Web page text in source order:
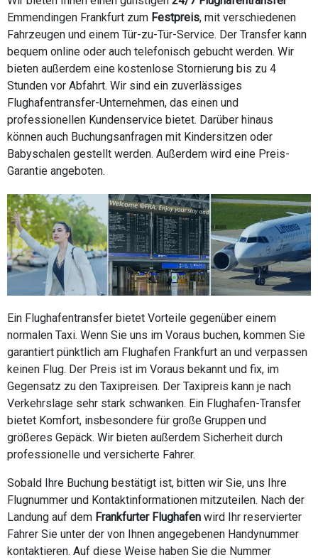
Emmendingen Frankfurt zum Festpreis, mit verschiedenen
Fahrzeugen und einem Tür-zu-Tür-Service. Der Transfer kann
bequem online oder auch telefonisch gebucht werden. Wir
bieten außerdem eine kostenlose Stornierung bis zu 4
Stunden vor Abfahrt. Wir sind ein zuverlässiges
Flughafentransfer-Unternehmen, das einen und
professionellen Kundenservice bietet. Darüber hinaus
können auch Buchungsanfragen mit Kindersitzen oder
Babyschalen gestellt werden. Außerdem wird eine Preis-
Garantie angeboten.
Ein Flughafentransfer bietet Vorteile gegenüber einem
normalen Taxi. Wenn Sie uns im Voraus buchen, kommen Sie
garantiert pünktlich am Flughafen Frankfurt an und verpassen
keinen Flug. Der Preis ist im Voraus bekannt und fix, im
Gegensatz zu den Taxipreisen. Der Taxipreis kann je nach
Verkehrslage sehr stark schwanken. Ein Flughafen-Transfer
bietet Komfort, insbesondere für große Gruppen und
größeres Gepäck. Wir bieten außerdem Sicherheit durch
professionelle und versicherte Fahrer.
Sobald Ihre Buchung bestätigt ist, bitten wir Sie, uns Ihre
Flugnummer und Kontaktinformationen mitzuteilen. Nach der
Landung auf dem Frankfurter Flughafen wird Ihr reservierter
Fahrer Sie unter der von Ihnen angegebenen Handynummer
kontaktieren. Auf diese Weise haben Sie die Nummer